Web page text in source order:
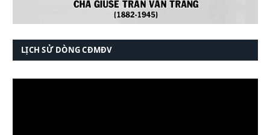
LỊCH SỬ DÒNG CĐMĐV